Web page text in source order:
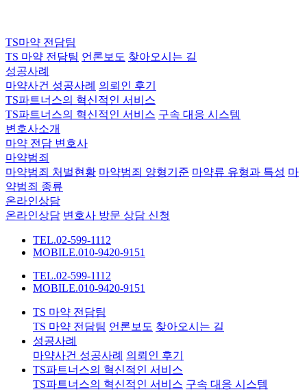
TS마약 전담팀
TS 마약 전담팀 언론보도 찾아오시는 길
성공사례
마약사건 성공사례 의뢰인 후기
TS파트너스의 혁신적인 서비스
TS파트너스의 혁신적인 서비스 구속 대응 시스템
변호사소개
마약 전담 변호사
마약범죄
마약범죄 처벌현황 마약범죄 양형기준 마약류 유형과 특성 마
약범죄 종류
온라인상담
온라인상담 변호사 방문 상담 신청
TEL.02-599-1112
MOBILE.010-9420-9151
TEL.02-599-1112
MOBILE.010-9420-9151
TS 마약 전담팀
TS 마약 전담팀 언론보도 찾아오시는 길
성공사례
마약사건 성공사례 의뢰인 후기
TS파트너스의 혁신적인 서비스
TS파트너스의 혁신적인 서비스 구속 대응 시스템